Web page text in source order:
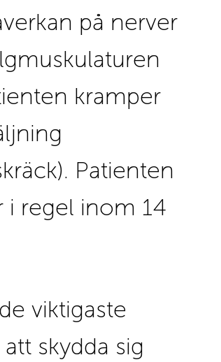
på nerver
kramper
Patienten
i regel inom 14
viktigaste
skydda sig